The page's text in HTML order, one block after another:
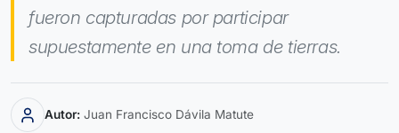
fueron capturadas por participar
supuestamente en una toma de tierras.
Autor: Juan Francisco Dávila Matute